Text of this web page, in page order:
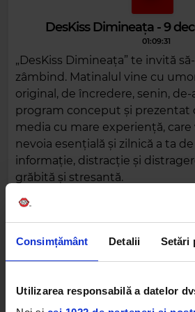
Consimțământ Detalii Setări
Utilizarea responsabilă a datelor
DesKiss Dimineața - 9
01:09:31
„DesKiss Dimineața” te invită
zâmbind. Matinalul vine cu
original, de încredere, senin,
program conceput și prezentat
media cu mare experiență, care
nevoia esențială și zilnică a ta
informație, distracție și
grăbită și stresantă.
Alte podcasturi